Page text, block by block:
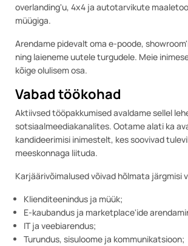
overlanding'u, 4x4 ja autotarvikute
müügiga.
Arendame pidevalt oma e-poode,
ning laieneme uutele turgudele. Meie
kõige olulisem osa.
Vabad töökohad
Aktiivsed tööpakkumised avaldame sellel
sotsiaalmeediakanalites. Ootame alati ka
kandideerimisi inimestelt, kes soovivad
meeskonnaga liituda.
Karjäärivõimalused võivad hõlmata järgmisi
Klienditeenindus ja müük;
E-kaubandus ja marketplace'ide
IT ja veebiarendus;
Turundus, sisuloome ja kommunikatsioon;